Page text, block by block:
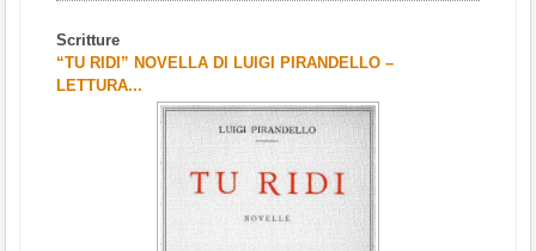
Scritture
“TU RIDI” NOVELLA DI LUIGI PIRANDELLO –
LETTURA...